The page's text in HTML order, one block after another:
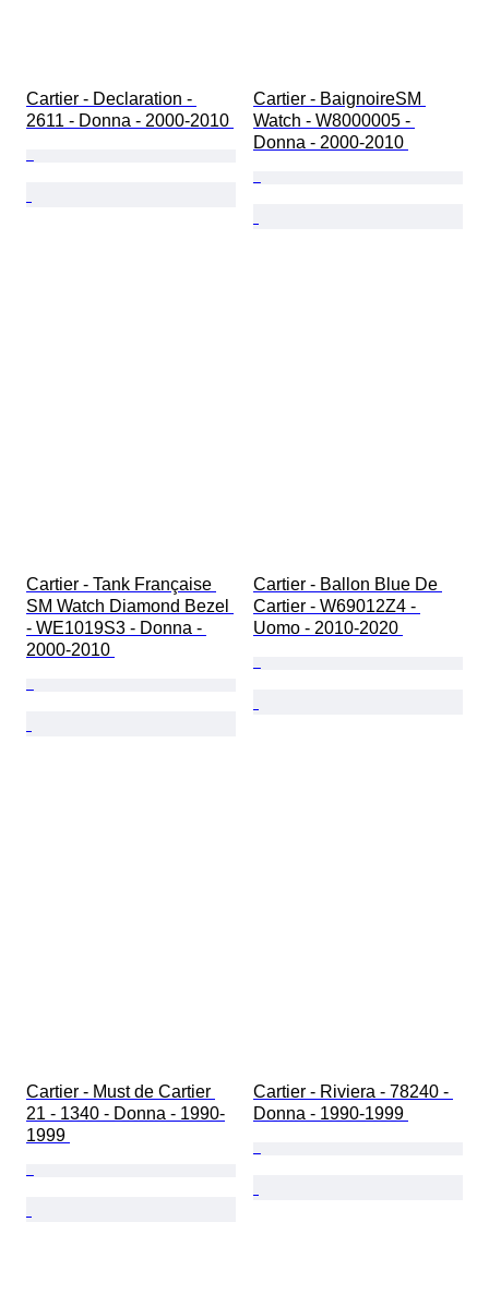
Cartier - Declaration -
2611 - Donna - 2000-2010
Cartier - BaignoireSM
Watch - W8000005 -
Donna - 2000-2010
Cartier - Tank Française
SM Watch Diamond Bezel
- WE1019S3 - Donna -
2000-2010
Cartier - Ballon Blue De
Cartier - W69012Z4 -
Uomo - 2010-2020
Cartier - Must de Cartier
21 - 1340 - Donna - 1990-
1999
Cartier - Riviera - 78240 -
Donna - 1990-1999